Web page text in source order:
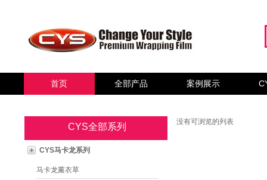
首页 全部产品 案例展示
CYS全部系列
CYS马卡龙系列
马卡龙薰衣草
没有可浏览的列表